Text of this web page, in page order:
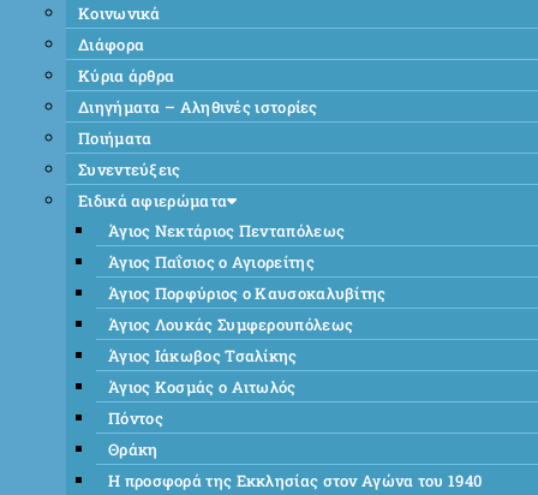
Κοινωνικά
Διάφορα
Κύρια άρθρα
Διηγήματα – Αληθινές ιστορίες
Ποιήματα
Συνεντεύξεις
Ειδικά αφιερώματα
Άγιος Νεκτάριος Πενταπόλεως
Άγιος Παΐσιος ο Αγιορείτης
Άγιος Πορφύριος ο Καυσοκαλυβίτης
Άγιος Λουκάς Συμφερουπόλεως
Άγιος Ιάκωβος Τσαλίκης
Άγιος Κοσμάς ο Αιτωλός
Πόντος
Θράκη
Η προσφορά της Εκκλησίας στον Αγώνα του 1940